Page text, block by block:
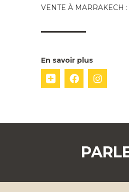
VENTE À MARRAKECH
En savoir plus